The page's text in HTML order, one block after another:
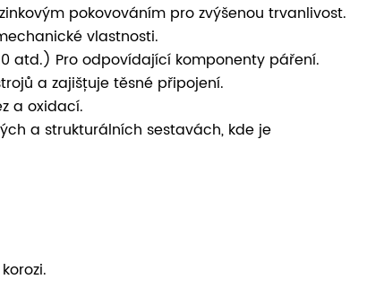
pokovováním pro zvýšenou trvanlivost.
vlastnosti.
atd.) Pro odpovídající komponenty páření.
a zajišťuje těsné připojení.
a oxidací.
a strukturálních sestavách, kde je